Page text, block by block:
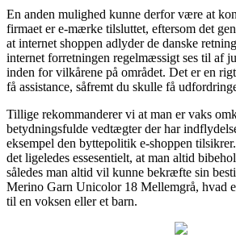
En anden mulighed kunne derfor være at
firmaet er e-mærke tilsluttet, eftersom det
at internet shoppen adlyder de danske
internet forretningen regelmæssigt ses til af
inden for vilkårene på området. Det er en
få assistance, såfremt du skulle få
Tillige rekommanderer vi at man er vaks
betydningsfulde vedtægter der har
eksempel den byttepolitik e-shoppen
det ligeledes essesentielt, at man altid
således man altid vil kunne bekræfte sin
Merino Garn Unicolor 18 Mellemgrå, hvad
til en voksen eller et barn.